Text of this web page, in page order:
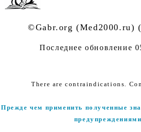
©Gabr.org (Med2000.ru)
Последнее обновление
There are contraindications.
Прежде чем применить полученные